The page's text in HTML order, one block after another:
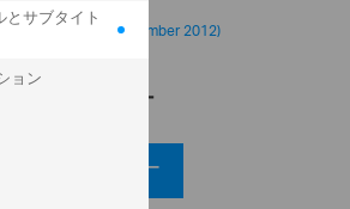
サブタイト
ョン
Administration (September 2012)
コード ビュー
コード ビューアー